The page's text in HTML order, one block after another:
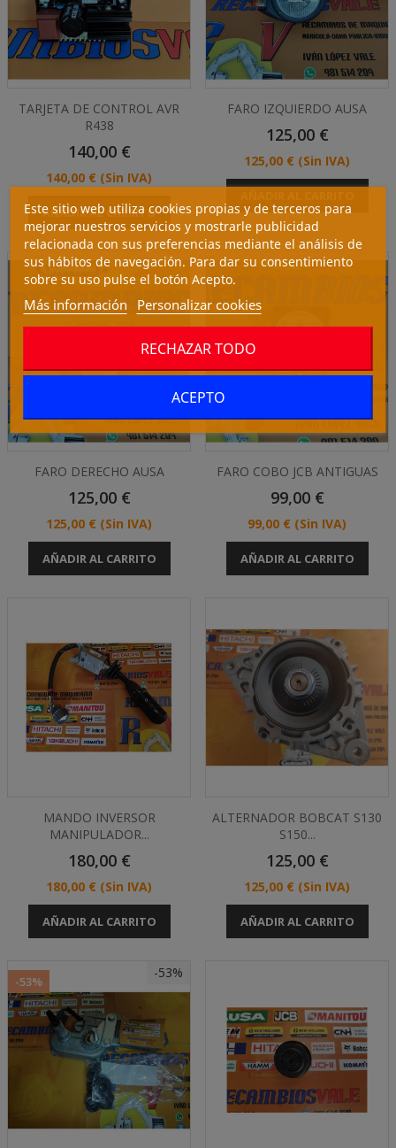
TARJETA DE CONTROL AVR
R438
Precio
140,00 €
Precio
140,00 € (Sin IVA)
AÑADIR AL CARRITO
FARO IZQUIERDO AUSA
Precio
125,00 €
Precio
125,00 € (Sin IVA)
FARO DERECHO AUSA
Precio
125,00 €
Precio
125,00 € (Sin IVA)
AÑADIR AL CARRITO
FARO COBO JCB ANTIGUAS
Precio
99,00 €
Precio
99,00 € (Sin IVA)
AÑADIR AL CARRITO
MANDO INVERSOR
MANIPULADOR...
Precio
180,00 €
Precio
180,00 € (Sin IVA)
AÑADIR AL CARRITO
ALTERNADOR BOBCAT S130
S150...
Precio
125,00 €
Precio
125,00 € (Sin IVA)
AÑADIR AL CARRITO
-53%
-53%
Este sitio web utiliza cookies propias y de terceros para
mejorar nuestros servicios y mostrarle publicidad
relacionada con sus preferencias mediante el análisis de
sus hábitos de navegación. Para dar su consentimiento
sobre su uso pulse el botón Acepto.
Más información Personalizar cookies
RECHAZAR TODO
ACEPTO